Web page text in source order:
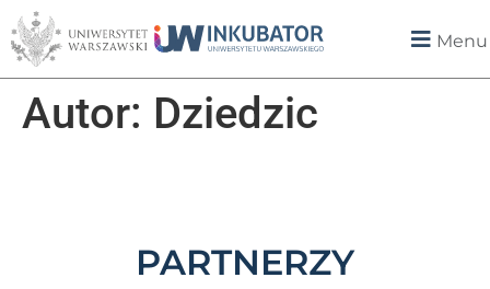
Menu
Autor: Dziedzic
PARTNERZY